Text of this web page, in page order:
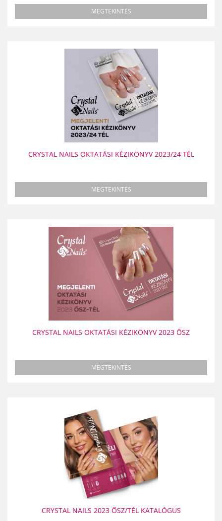
MEGTEKINTÉS
CRYSTAL NAILS OKTATÁSI KÉZIKÖNYV 2023/24 TÉL
MEGTEKINTÉS
CRYSTAL NAILS OKTATÁSI KÉZIKÖNYV 2023 ŐSZ
MEGTEKINTÉS
CRYSTAL NAILS 2023 ŐSZ/TÉL KATALÓGUS